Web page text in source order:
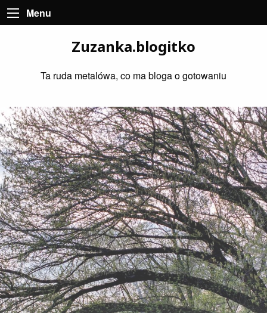
Menu
Zuzanka.blogitko
Ta ruda metalówa, co ma bloga o gotowaniu